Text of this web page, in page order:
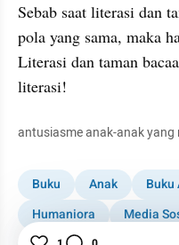
Sebab saat literasi dan
pola yang sama, maka
Literasi dan taman
literasi!
antusiasme anak-anak yang
Buku Anak Buku
Humaniora
Media